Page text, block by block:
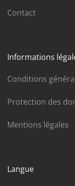
Contact
Informations
Conditions
Protection des
Mentions légales
Langue